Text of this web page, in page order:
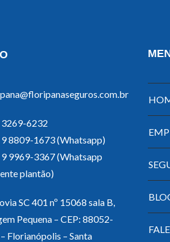
6232
8809-1673 (Whatsapp)
9969-3367 (Whatsapp
plantão)
SC 401 nº 15068 sala B,
Pequena – CEP: 88052-
Florianópolis – Santa